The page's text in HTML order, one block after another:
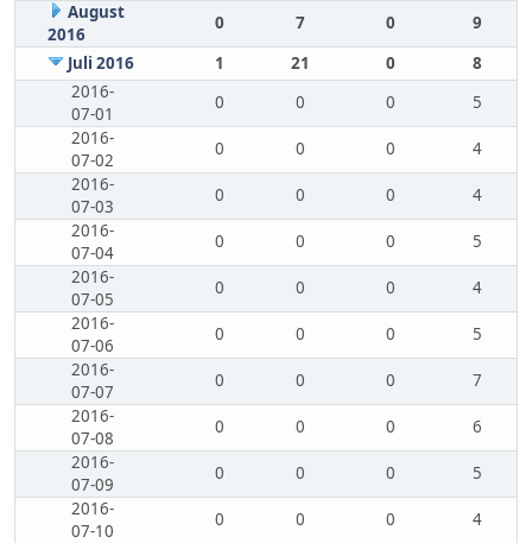
August
2016
0 7 0
9
Juli 2016
1 21 0
8
2016-
07-01
0 0 0
5
2016-
07-02
0 0 0
4
2016-
07-03
0 0 0
4
2016-
07-04
0 0 0
5
2016-
07-05
0 0 0
4
2016-
07-06
0 0 0
5
2016-
07-07
0 0 0
7
2016-
07-08
0 0 0
6
2016-
07-09
0 0 0
5
2016-
07-10
0 0 0
4